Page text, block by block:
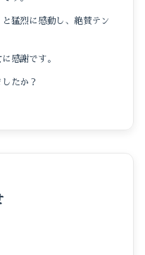
猛烈に感動し、絶賛テン
感謝です。
たか？